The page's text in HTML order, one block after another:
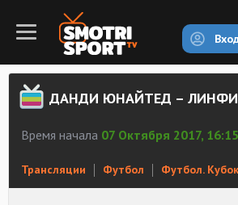
Время начала 07 Октября 2017, 16:15
Трансляции Футбол Футбол.